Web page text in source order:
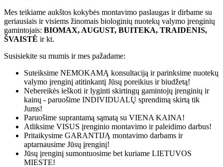
Mes teikiame aukštos kokybės montavimo paslaugas ir dirbame su
geriausiais ir visiems žinomais biologinių nuotekų valymo įrenginių
gamintojais: BIOMAX, AUGUST, BUITEKA, TRAIDENIS,
ŠVAISTĖ ir kt.
Susisiekite su mumis ir mes pažadame:
Suteiksime NEMOKAMĄ konsultaciją ir parinksime nuotekų
valymo įrenginį atitinkantį Jūsų poreikius ir biudžetą!
Nebereikės ieškoti ir lyginti skirtingų gamintojų įrenginių ir
kainų - paruošime INDIVIDUALŲ sprendimą skirtą tik
Jums!
Paruošime suprantamą sąmatą su VIENA KAINA!
Atliksime VISUS įrenginio montavimo ir paleidimo darbus!
Pritaikysime GARANTIJĄ montavimo darbams ir
aptarnausime Jūsų įrenginį!
Jūsų įrenginį sumontuosime bet kuriame LIETUVOS
MIESTE!